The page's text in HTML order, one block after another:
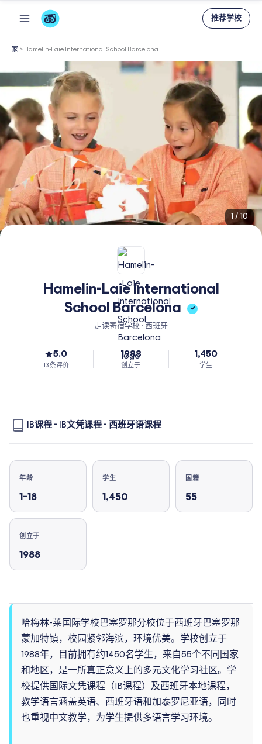
推荐学校
家 > Hamelin-Laie International School Barcelona
1 / 10
Hamelin-Laie International
School Barcelona
✓
走读寄宿学校 · 西班牙
5.0
13 条评价
1988
创立于
1,450
学生
IB课程 - IB文凭课程 - 西班牙语课程
年龄
1–18
学生
1,450
国籍
55
创立于
1988
哈梅林-莱国际学校巴塞罗那分校位于西班牙巴塞罗那
蒙加特镇，校园紧邻海滨，环境优美。学校创立于
1988年，目前拥有约1450名学生，来自55个不同国家
和地区，是一所真正意义上的多元文化学习社区。学
校提供国际文凭课程（IB课程）及西班牙本地课程，
教学语言涵盖英语、西班牙语和加泰罗尼亚语，同时
也重视中文教学，为学生提供多语言学习环境。